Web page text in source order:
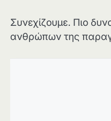
Συνεχίζουμε. Πιο
ανθρώπων της